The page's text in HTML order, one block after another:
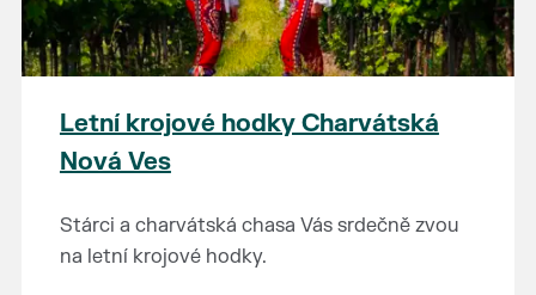
Letní krojové hodky Charvátská
Nová Ves
Stárci a charvátská chasa Vás srdečně zvou
na letní krojové hodky.